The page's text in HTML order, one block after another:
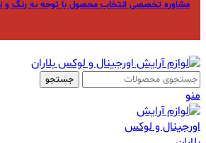
مشاوره تخصصی انتخاب محصول با توجه به رنگ و نوع پوست
جستجو
منو